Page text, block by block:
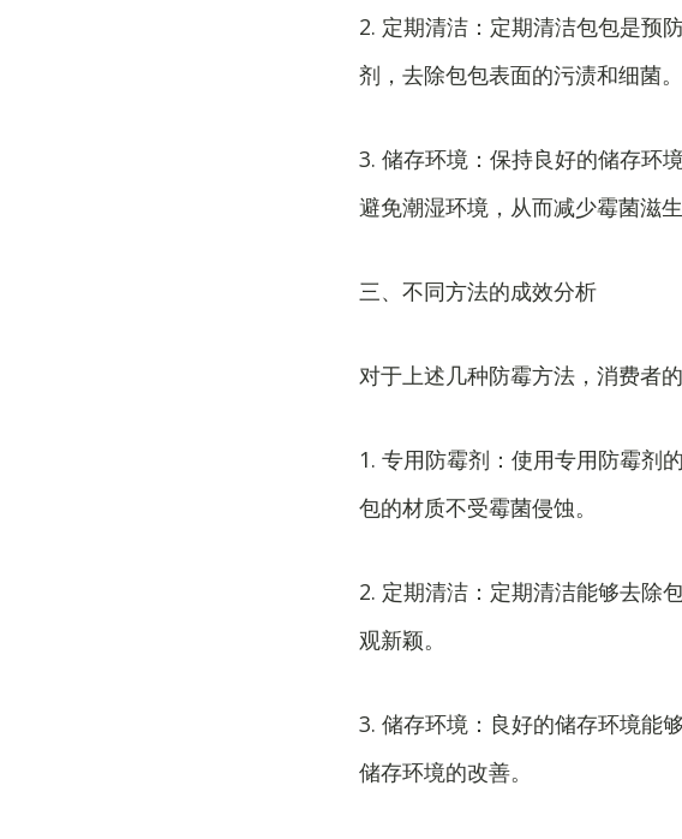
2. 定期清洁：定期清洁包包是预
剂，去除包包表面的污渍和细菌。
3. 储存环境：保持良好的储存环
避免潮湿环境，从而减少霉菌滋生
三、不同方法的成效分析
对于上述几种防霉方法，消费者
1. 专用防霉剂：使用专用防霉剂
包的材质不受霉菌侵蚀。
2. 定期清洁：定期清洁能够去除
观新颖。
3. 储存环境：良好的储存环境能
储存环境的改善。